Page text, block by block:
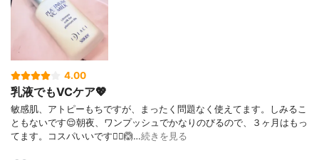
4.00
乳液でもVCケア💖
敏感肌、アトピーもちですが、まったく問題なく使えてます。しみるこ
ともないです😌朝夜、ワンプッシュでかなりのびるので、３ヶ月はもっ
てます。コスパいいです🙆‍♀️🙆…続きを見る